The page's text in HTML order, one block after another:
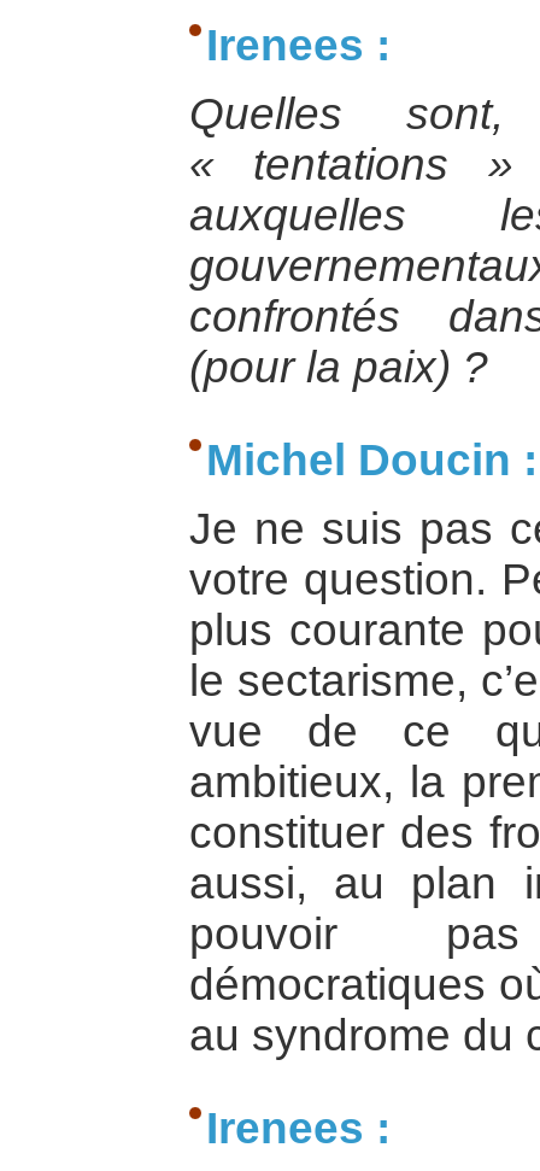
Irenees :
Quelles
« tentations »
auxquelles
confrontés
(pour la paix) ?
Michel Doucin :
Je ne suis pas
votre question.
plus courante
le sectarisme,
vue de ce
ambitieux, la
constituer des
aussi, au plan
pouvoir
démocratiques
au syndrome du
Irenees :